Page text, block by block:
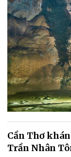
Cần Thơ
Trần Nhân